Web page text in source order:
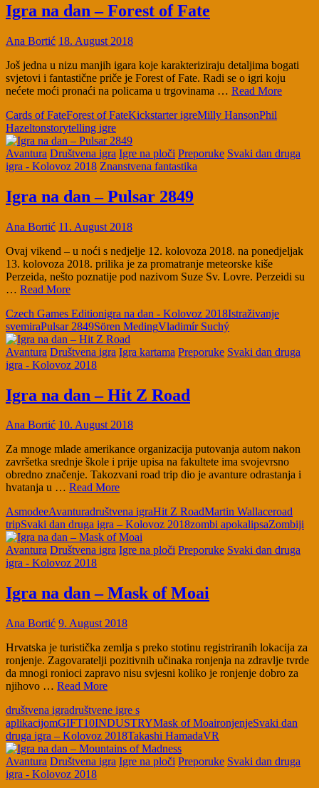
Igra na dan – Forest of Fate
Ana Bortić 18. August 2018
Još jedna u nizu manjih igara koje karakteriziraju detaljima bogati
svjetovi i fantastične priče je Forest of Fate. Radi se o igri koju
nećete moći pronaći na policama u trgovinama … Read More
Cards of FateForest of FateKickstarter igreMilly HansonPhil
Hazeltonstorytelling igre
Avantura Društvena igra Igre na ploči Preporuke Svaki dan druga
igra - Kolovoz 2018 Znanstvena fantastika
Igra na dan – Pulsar 2849
Ana Bortić 11. August 2018
Ovaj vikend – u noći s nedjelje 12. kolovoza 2018. na ponedjeljak
13. kolovoza 2018. prilika je za promatranje meteorske kiše
Perzeida, nešto poznatije pod nazivom Suze Sv. Lovre. Perzeidi su
… Read More
Czech Games Editionigra na dan - Kolovoz 2018Istraživanje
svemiraPulsar 2849Sören MedingVladimír Suchý
Avantura Društvena igra Igra kartama Preporuke Svaki dan druga
igra - Kolovoz 2018
Igra na dan – Hit Z Road
Ana Bortić 10. August 2018
Za mnoge mlade amerikance organizacija putovanja autom nakon
završetka srednje škole i prije upisa na fakultete ima svojevrsno
obredno značenje. Takozvani road trip dio je avanture odrastanja i
hvatanja u … Read More
AsmodeeAvanturadruštvena igraHit Z RoadMartin Wallaceroad
tripSvaki dan druga igra – Kolovoz 2018zombi apokalipsaZombiji
Avantura Društvena igra Igre na ploči Preporuke Svaki dan druga
igra - Kolovoz 2018
Igra na dan – Mask of Moai
Ana Bortić 9. August 2018
Hrvatska je turistička zemlja s preko stotinu registriranih lokacija za
ronjenje. Zagovaratelji pozitivnih učinaka ronjenja na zdravlje tvrde
da mnogi ronioci zapravo nisu svjesni koliko je ronjenje dobro za
njihovo … Read More
društvena igradruštvene igre s
aplikacijomGIFT10INDUSTRYMask of MoaironjenjeSvaki dan
druga igra – Kolovoz 2018Takashi HamadaVR
Avantura Društvena igra Igre na ploči Preporuke Svaki dan druga
igra - Kolovoz 2018